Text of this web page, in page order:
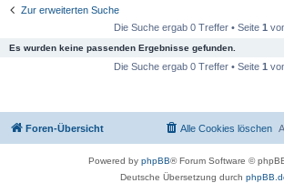
Zur erweiterten Suche
Die Suche ergab 0 Treffer • Seite 1
Es wurden keine passenden Ergebnisse gefunden.
Die Suche ergab 0 Treffer • Seite 1
Foren-Übersicht Alle Cookies löschen
Powered by phpBB® Forum Software ©
Deutsche Übersetzung durch